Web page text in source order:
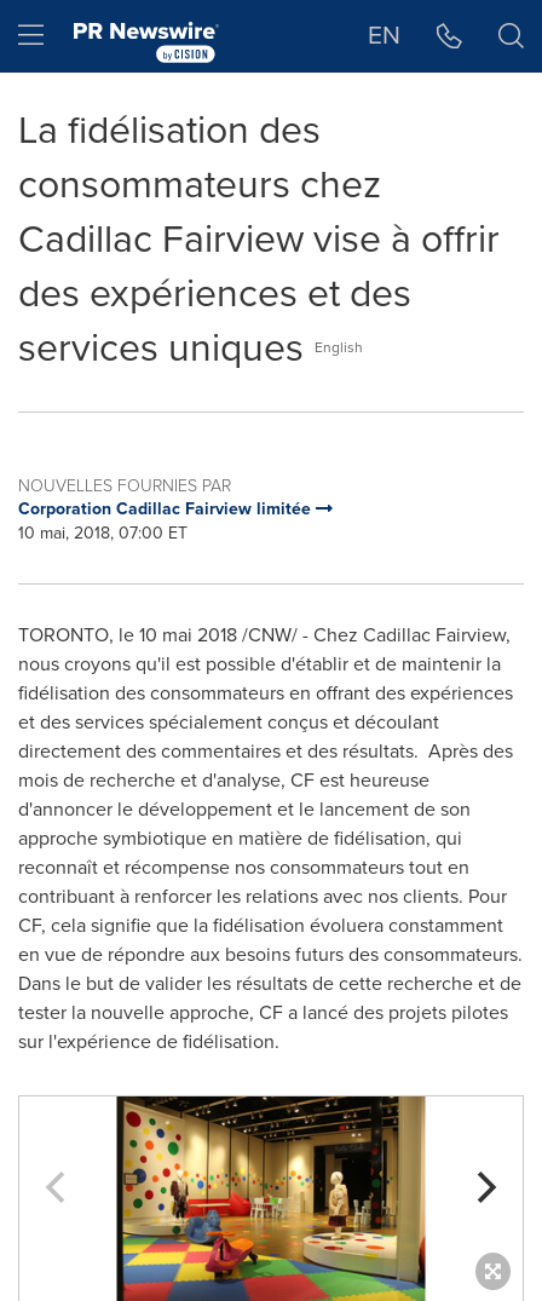
Hamburger menu EN
La fidélisation des
consommateurs chez
Cadillac Fairview vise à offrir
des expériences et des
services uniques
English
NOUVELLES FOURNIES PAR
Corporation Cadillac Fairview limitée
10 mai, 2018, 07:00 ET
TORONTO, le 10 mai 2018 /CNW/ - Chez Cadillac Fairview,
nous croyons qu'il est possible d'établir et de maintenir la
fidélisation des consommateurs en offrant des expériences
et des services spécialement conçus et découlant
directement des commentaires et des résultats. Après des
mois de recherche et d'analyse, CF est heureuse
d'annoncer le développement et le lancement de son
approche symbiotique en matière de fidélisation, qui
reconnaît et récompense nos consommateurs tout en
contribuant à renforcer les relations avec nos clients. Pour
CF, cela signifie que la fidélisation évoluera constamment
en vue de répondre aux besoins futurs des consommateurs.
Dans le but de valider les résultats de cette recherche et de
tester la nouvelle approche, CF a lancé des projets pilotes
sur l'expérience de fidélisation.